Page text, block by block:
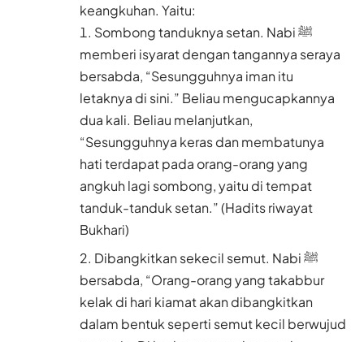
keangkuhan. Yaitu:
Sombong tanduknya setan. Nabi ﷺ
memberi isyarat dengan tangannya seraya
bersabda, “Sesungguhnya iman itu
letaknya di sini.” Beliau mengucapkannya
dua kali. Beliau melanjutkan,
“Sesungguhnya keras dan membatunya
hati terdapat pada orang-orang yang
angkuh lagi sombong, yaitu di tempat
tanduk-tanduk setan.” (Hadits riwayat
Bukhari)
Dibangkitkan sekecil semut. Nabi ﷺ
bersabda, “Orang-orang yang takabbur
kelak di hari kiamat akan dibangkitkan
dalam bentuk seperti semut kecil berwujud